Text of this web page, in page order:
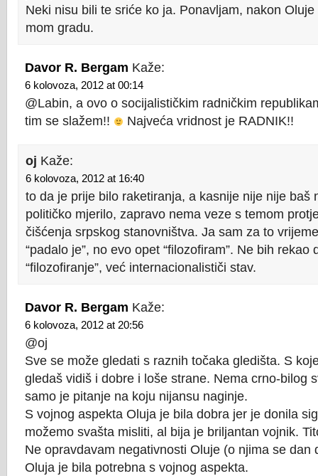
Neki nisu bili te sriće ko ja. Ponavljam, nakon
mom gradu.
Davor R. Bergam Kaže:
6 kolovoza, 2012 at 00:14
@Labin, a ovo o socijalističkim radničkim
tim se slažem!!
Najveća vridnost je RADNIK!!
oj Kaže:
6 kolovoza, 2012 at 16:40
to da je prije bilo raketiranja, a kasnije nije nije baš
političko mjerilo, zapravo nema veze s temom
čišćenja srpskog stanovništva. Ja sam za to
“padalo je”, no evo opet “filozofiram”. Ne bih rekao
“filozofiranje”, već internacionalističi stav.
Davor R. Bergam Kaže:
6 kolovoza, 2012 at 20:56
@oj
Sve se može gledati s raznih točaka gledišta. S
gledaš vidiš i dobre i loše strane. Nema crno-bilog
samo je pitanje na koju nijansu naginje.
S vojnog aspekta Oluja je bila dobra jer je donila
možemo svašta misliti, al bija je briljantan vojnik.
Ne opravdavam negativnosti Oluje (o njima se dan
Oluja je bila potrebna s vojnog aspekta.